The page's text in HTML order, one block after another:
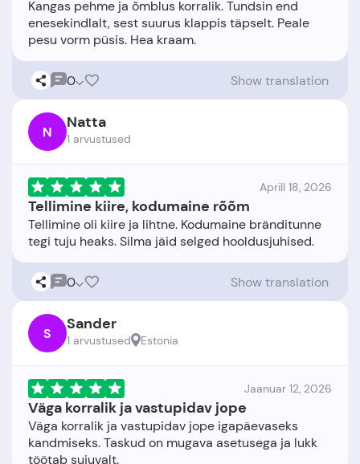
Kangas pehme ja õmblus korralik. Tundsin end
enesekindlalt, sest suurus klappis täpselt. Peale
0 Show translation
N Natta
1 arvustused
Aprill 18, 2026
Tellimine kiire, kodumaine rõõm
Tellimine oli kiire ja lihtne. Kodumaine bränditunne
0 Show translation
S Sander
1 arvustused Estonia
Jaanuar 12, 2026
Väga korralik ja vastupidav jope
Väga korralik ja vastupidav jope igapäevaseks
kandmiseks. Taskud on mugava asetusega ja lukk